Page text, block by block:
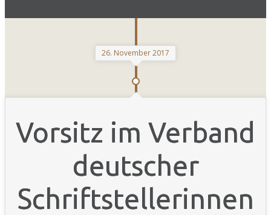
26. November 2017
Vorsitz im Verband
deutscher
Schriftstellerinnen